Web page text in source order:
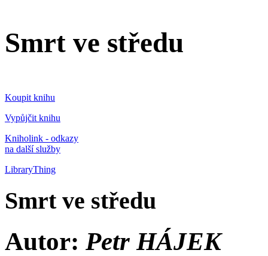
Smrt ve středu
Koupit knihu
Vypůjčit knihu
Kniholink - odkazy
na další služby
LibraryThing
Smrt ve středu
Autor: Petr HÁJEK